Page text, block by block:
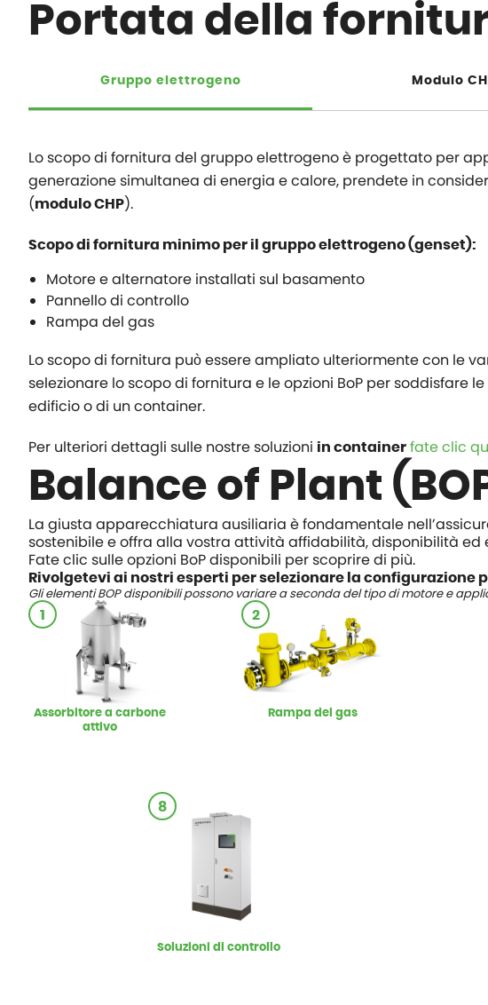
Portata della
Gruppo elettrogeno Modulo
Lo scopo di fornitura del gruppo elettrogeno è progettato per
generazione simultanea di energia e calore, prendete in
(modulo CHP).
Scopo di fornitura minimo per il gruppo elettrogeno (genset):
Motore e alternatore installati sul basamento
Pannello di controllo
Rampa del gas
Lo scopo di fornitura può essere ampliato ulteriormente con le
selezionare lo scopo di fornitura e le opzioni BoP per soddisfare
edificio o di un container.
Per ulteriori dettagli sulle nostre soluzioni in container fate clic
Balance of Plant
La giusta apparecchiatura ausiliaria è fondamentale
sostenibile e offra alla vostra attività affidabilità, disponibilità ed
Fate clic sulle opzioni BoP disponibili per scoprire di più.
Rivolgetevi ai nostri esperti per selezionare la
Gli elementi BOP disponibili possono variare a seconda del tipo di motore e
1
Assorbitore a carbone
attivo
2
Rampa del gas
8
Soluzioni di controllo